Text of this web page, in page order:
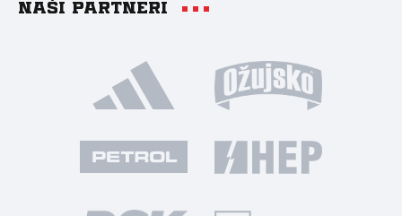
Naši partneri